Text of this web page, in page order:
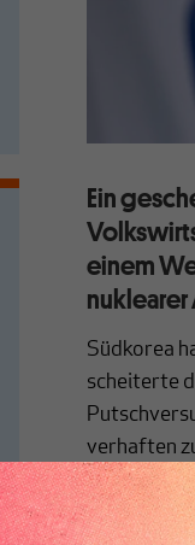
Ein
einem
Südkorea
scheiterte
verhaften
Doch Yoon
auf.